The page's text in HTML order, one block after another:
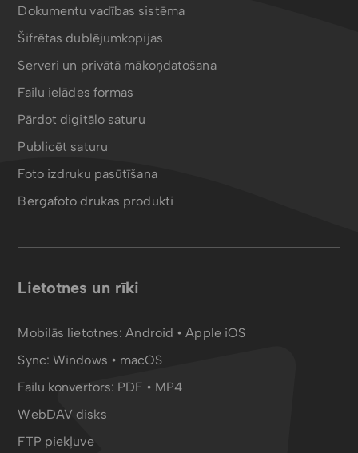
Dokumentu vadības sistēma
Šifrētas dublējumkopijas
Serveri un privātā mākoņdatošana
Failu ielādes formas
Pārdot digitālo saturu
Publicēt saturu
Foto izdruku pasūtīšana
Bergafoto drukas produkti
Lietotnes un rīki
Mobilās lietotnes:Android •Apple iOS
Sync:Windows • macOS
Failu konvertors: PDF • MP4
WebDAV disks
FTP piekļuve